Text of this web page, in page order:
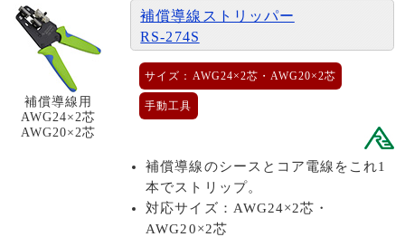
補償導線用
AWG24×2芯
AWG20×2芯
補償導線ストリッパー
RS-274S
サイズ：AWG24×2芯・AWG20×2芯
手動工具
補償導線のシースとコア電線をこれ1
本でストリップ。
対応サイズ：AWG24×2芯・
AWG20×2芯